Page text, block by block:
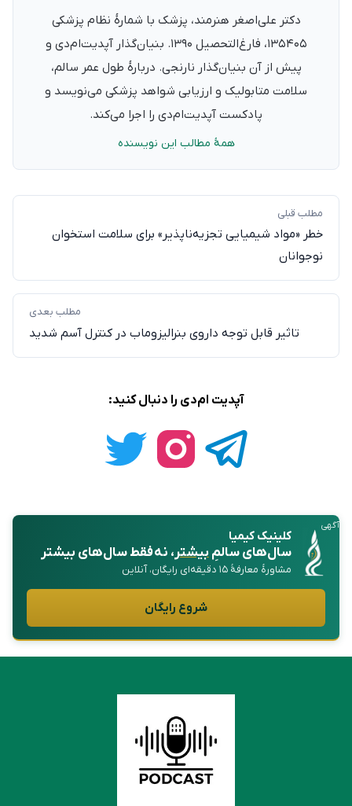
دکتر علی‌اصغر هنرمند، پزشک با شمارهٔ نظام پزشکی
۱۳۵۴۰۵، فارغ‌التحصیل ۱۳۹۰. بنیان‌گذار آپدیت‌ام‌دی و
پیش از آن بنیان‌گذار نارنجی. دربارهٔ طول عمر سالم،
سلامت متابولیک و ارزیابی شواهد پزشکی می‌نویسد و
پادکست آپدیت‌ام‌دی را اجرا می‌کند.
همهٔ مطالب این نویسنده
مطلب قبلی
خطر «مواد شیمیایی تجزیه‌ناپذیر» برای سلامت استخوان
نوجوانان
مطلب بعدی
تاثیر قابل توجه داروی بنرالیزوماب در کنترل آسم شدید
آپدیت ام‌دی را دنبال کنید:
آگهی
کلینیک کیمیا
سال‌های سالمِبیشتر، نه فقط سال‌های بیشتر
مشاورهٔ معارفهٔ ۱۵ دقیقه‌ای رایگان، آنلاین
شروع رایگان